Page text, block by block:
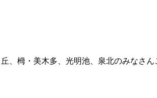
、栂・美木多、光明池、泉北のみなさん